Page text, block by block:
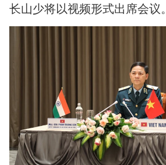
长山少将以视频形式出席会议。